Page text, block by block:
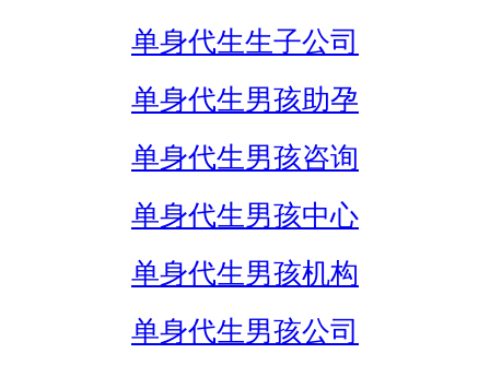
单身代生生子公司
单身代生男孩助孕
单身代生男孩咨询
单身代生男孩中心
单身代生男孩机构
单身代生男孩公司